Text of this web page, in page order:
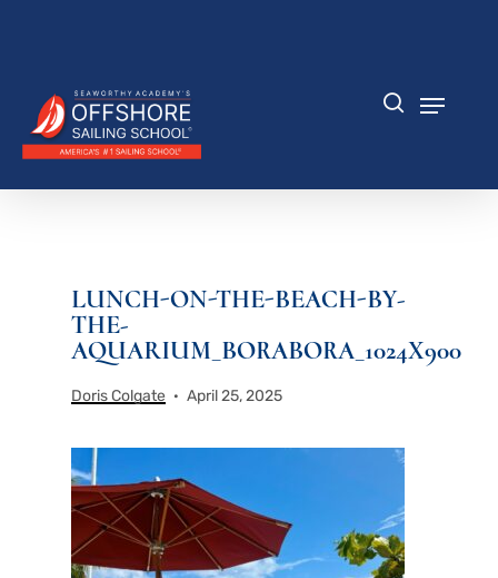
LUNCH-ON-THE-BEACH-BY-
THE-
AQUARIUM_BORABORA_1024X900
Doris Colgate April 25, 2025